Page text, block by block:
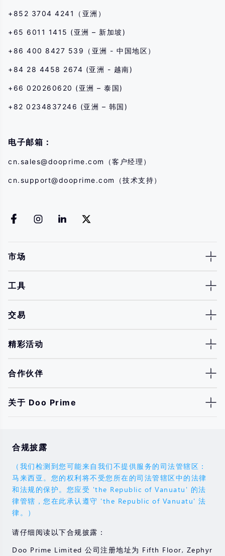
+852 3704 4241（亚洲）
+65 6011 1415 (亚洲 – 新加坡)
+86 400 8427 539（亚洲 - 中国地区）
+84 28 4458 2674 (亚洲 - 越南)
+66 020260620 (亚洲 – 泰国)
+82 0234837246 (亚洲 – 韩国)
电子邮箱：
cn.sales@dooprime.com （客户经理）
cn.support@dooprime.com （技术支持）
市场
工具
交易
精彩活动
合作伙伴
关于 Doo Prime
合规披露
（我们检测到您可能来自我们不提供服务的司法管辖区：
马来西亚。您的权利将不受您所在的司法管辖区中的法律
和法规的保护。您应受 'the Republic of Vanuatu' 的法
律管辖，您在此承认遵守 'the Republic of Vanuatu' 法
律。）
请仔细阅读以下合规披露：
Doo Prime Limited 公司注册地址为 Fifth Floor, Zephyr